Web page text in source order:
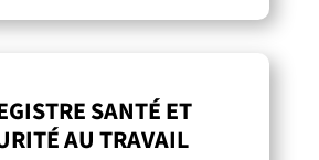
SANTÉ ET
AU TRAVAIL